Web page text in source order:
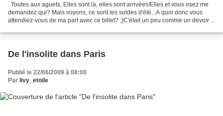
. Toutes aux aguets, Elles sont là, elles sont arrivées!Elles et vous osez me
demandez qui? Mais voyons, ce sont les soldes d'été...A quoi donc vous
attendiez-vous de ma part avec ce billet? ;)C'était un peu comme un devoir
De l'insolite dans Paris
Publié le 22/06/2009 à 08:00
Par livy_etoile